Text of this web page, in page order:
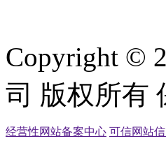
Copyright ©
司 版权所有
经营性网站备案中心 可信网站